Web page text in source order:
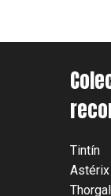
Tintín
Thorgal